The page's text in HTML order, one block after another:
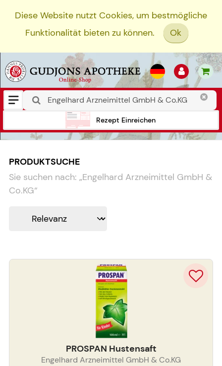
Diese Website nutzt Cookies, um bestmögliche
Funktionalität bieten zu können.
Ok
Rezept Einreichen
PRODUKTSUCHE
Sie suchen nach: „Engelhard Arzneimittel GmbH &
Co.KG“
PROSPAN Hustensaft
Engelhard Arzneimittel GmbH & Co.KG